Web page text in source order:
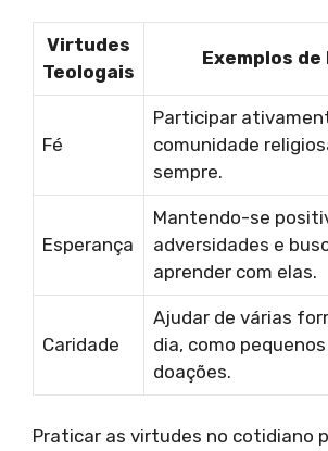
Virtudes
Teologais
Exemplos
Fé
Participar
comunidade
sempre.
Esperança
Mantendo-se
adversidades e
aprender com elas.
Caridade
Ajudar de várias
dia, como
doações.
Praticar as virtudes no cotidiano